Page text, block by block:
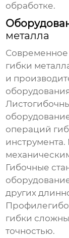
обработке.
металла
Современное
гибки
и
операций
Гибочные
других
гибки
точностью.